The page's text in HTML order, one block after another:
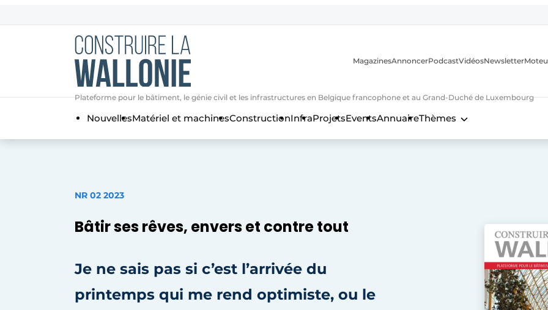
Contact
Contact direct
Emploi
Enregistrer une offre d’emploi
EntreprisesMerci de votre inscription
S’inscrire
Home
Privacy / Cookie statement
S’inscrire
Termes et conditions
Plateforme pour le bâtiment, le génie civil et les infrastructures en Belgique francophone et au Grand-Duché de Luxembourg
MagazinesAnnoncerPodcastVidéosNewsletter
NouvellesMatériel et machinesConstructionInfraProjetsEventsAnnuaireThèmes
NR 02 2023
Bâtir ses rêves, envers et contre tout
Je ne sais pas si c’est l’arrivée du
printemps qui me rend optimiste, ou le